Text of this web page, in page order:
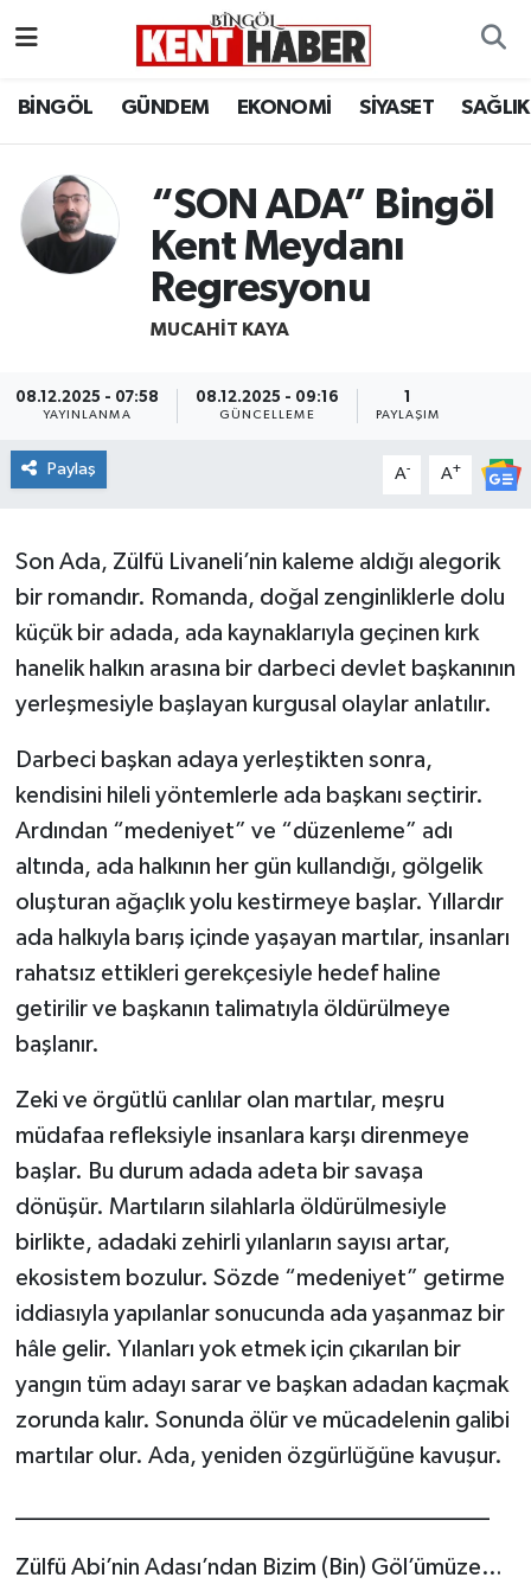
BİNGÖL GÜNDEM EKONOMİ SİYASET SAĞLIK
“SON ADA” Bingöl
Kent Meydanı
Regresyonu
MUCAHIT KAYA
08.12.2025 - 07:58
YAYINLANMA
08.12.2025 - 09:16
GÜNCELLEME PAYLAŞIM
Paylaş A- A+
Son Ada, Zülfü Livaneli’nin kaleme aldığı alegorik
bir romandır. Romanda, doğal zenginliklerle dolu
küçük bir adada, ada kaynaklarıyla geçinen kırk
hanelik halkın arasına bir darbeci devlet başkanının
yerleşmesiyle başlayan kurgusal olaylar anlatılır.
Darbeci başkan adaya yerleştikten sonra,
kendisini hileli yöntemlerle ada başkanı seçtirir.
Ardından “medeniyet” ve “düzenleme” adı
altında, ada halkının her gün kullandığı, gölgelik
oluşturan ağaçlık yolu kestirmeye başlar. Yıllardır
ada halkıyla barış içinde yaşayan martılar, insanları
rahatsız ettikleri gerekçesiyle hedef haline
getirilir ve başkanın talimatıyla öldürülmeye
başlanır.
Zeki ve örgütlü canlılar olan martılar, meşru
müdafaa refleksiyle insanlara karşı direnmeye
başlar. Bu durum adada adeta bir savaşa
dönüşür. Martıların silahlarla öldürülmesiyle
birlikte, adadaki zehirli yılanların sayısı artar,
ekosistem bozulur. Sözde “medeniyet” getirme
iddiasıyla yapılanlar sonucunda ada yaşanmaz bir
hâle gelir. Yılanları yok etmek için çıkarılan bir
yangın tüm adayı sarar ve başkan adadan kaçmak
zorunda kalır. Sonunda ölür ve mücadelenin galibi
martılar olur. Ada, yeniden özgürlüğüne kavuşur.
________________________________________
Zülfü Abi’nin Adası’ndan Bizim (Bin) Göl’ümüze…
BİLİM-TEKNOLOJİ
DÜNYA
EĞİTİM
EKONOMİ
GENÇ
GÜNDEM
KİĞI
MERKEZ
RESMİ İLANLAR
SAĞLIK
SOLHAN
SPOR
YAYLADERE
YEDİSU
Bingöl Hava Durumu
Bingöl Namaz Vakitleri
Bingöl Trafik Yoğunluk Haritası
Süper Lig Puan Durumu ve Fikstür
Tüm Manşetler
Son Dakika Haberleri